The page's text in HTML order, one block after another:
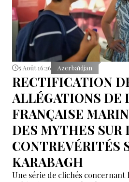
5 Août 16:26 Azerbaïdjan
RECTIFICATION
ALLÉGATIONS DE
FRANÇAISE
DES MYTHES SUR
CONTREVÉRITÉS
KARABAGH
Une série de clichés concernant